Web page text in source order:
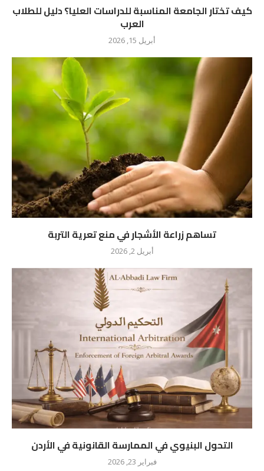
كيف تختار الجامعة المناسبة للدراسات العليا؟ دليل للطلاب
العرب
أبريل 15, 2026
تساهم زراعة الأشجار في منع تعرية التربة
أبريل 2, 2026
التحول البنيوي في الممارسة القانونية في الأردن
فبراير 23, 2026